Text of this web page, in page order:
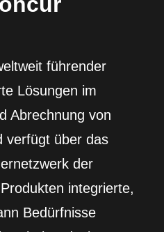
führender
Lösungen im
Abrechnung von
verfügt über das
der
integrierte,
Bedürfnisse